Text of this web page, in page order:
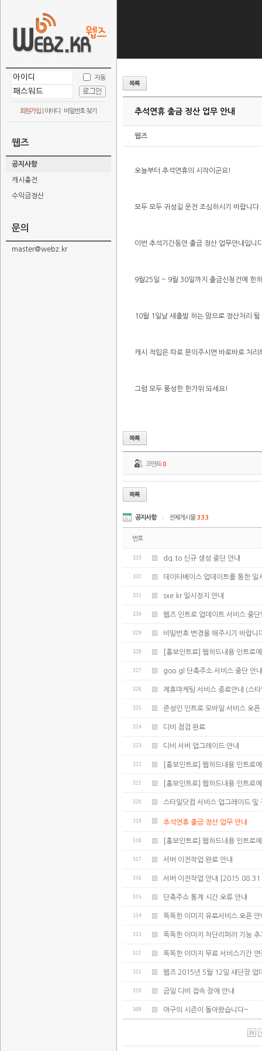
자동
회원가입 아이디 · 비밀번호 찾기
웹즈
공지사항
캐시충전
수익금정산
문의
master@webz.kr
추석연휴 출금 정산 업무 안내
웹즈
오늘부터 추석연휴의 시작이군요!
모두 모두 귀성길 운전 조심하시기 바랍니다.
이번 추석기간동안 출금 정산 업무안내입니
9월25일 ~ 9월 30일까지 출금신청건에 한
10월 1일날 새출발 하는 맘으로 정산처리
캐시 적립은 따로 문의주시면 바로바로 처리
그럼 모두 풍성한 한가위 되세요!
코멘트0
공지사항 전체게시물333
번호
333 dq.to 신규 생성 중단 안내
332 데이터베이스 업데이트를 통한 일
331 sxe.kr 일시정지 안내
330 웹즈 인트로 업데이트 서비스 중단
329 비밀번호 변경을 해주시기 바랍니
328 [홍보인트로] 웹하드내용 인트로
327 goo.gl 단축주소 서비스 중단 안내
326 제휴마케팅 서비스 종료안내 (스
325 준성인 인트로 모바일 서비스 오픈
324 디비 점검 완료
323 디비 서버 업그레이드 안내
322 [홍보인트로] 웹하드내용 인트로
321 [홍보인트로] 웹하드내용 인트로
320 스타일닷컴 서비스 업그레이드 및
319 추석연휴 출금 정산 업무 안내
318 [홍보인트로] 웹하드내용 인트로
317 서버 이전작업 완료 안내
316 서버 이전작업 안내
315 단축주소 통계 시간 오류 안내
314 똑똑한 이미지 유료서비스 오픈 안
313 똑똑한 이미지 차단리퍼러 기능 추
312 똑똑한 이미지 무료 서비스기간 연
311 웹즈 2015년 5월 12일 새단장 업
310 금일 디비 접속 장애 안내
309 야구의 시즌이 돌아왔습니다~